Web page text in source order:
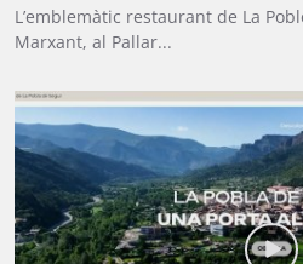
L’emblemàtic restaurant de La
Marxant, al Pallar...